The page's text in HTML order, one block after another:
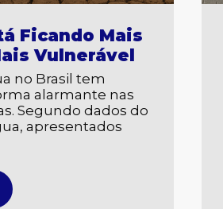
Ficando Mais
Vulnerável
no Brasil tem
alarmante nas
Segundo dados do
apresentados